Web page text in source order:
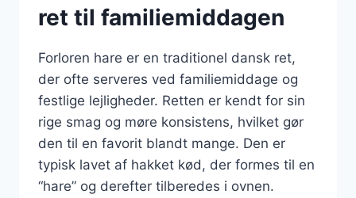
ret til familiemiddagen
Forloren hare er en traditionel dansk ret,
der ofte serveres ved familiemiddage og
festlige lejligheder. Retten er kendt for sin
rige smag og møre konsistens, hvilket gør
den til en favorit blandt mange. Den er
typisk lavet af hakket kød, der formes til en
“hare” og derefter tilberedes i ovnen.